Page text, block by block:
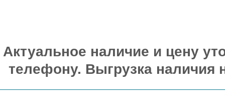
Актуальное наличие и цену
телефону. Выгрузка наличия